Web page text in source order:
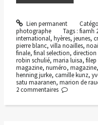
Lien permanent
photographe
Tags :fiamh
international, hyères, jeunes,
pierre blanc, villa noailles,
finale, final selection, direction
robin schulié, maria luisa,
magazine, numéro, magazine,
henning jurke, camille kunz,
satu maaranen, marion de
2 commentaires